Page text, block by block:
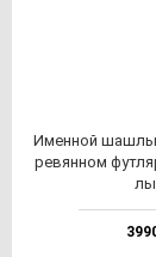
Имен­ной
ре­вян­ном